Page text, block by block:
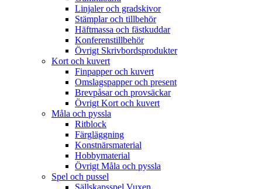
Linjaler och gradskivor
Stämplar och tillbehör
Häftmassa och fästkuddar
Konferenstillbehör
Övrigt Skrivbordsprodukter
Kort och kuvert
Finpapper och kuvert
Omslagspapper och present
Brevpåsar och provsäckar
Övrigt Kort och kuvert
Måla och pyssla
Ritblock
Färgläggning
Konstnärsmaterial
Hobbymaterial
Övrigt Måla och pyssla
Spel och pussel
Sällskapsspel Vuxen